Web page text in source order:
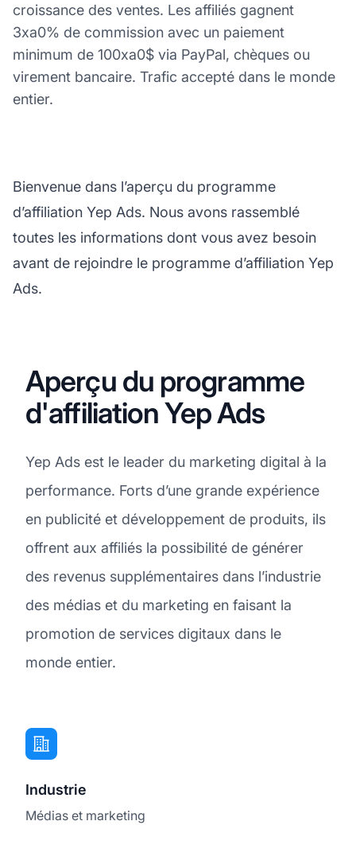
croissance des ventes. Les affiliés gagnent
3xa0% de commission avec un paiement
minimum de 100xa0$ via PayPal, chèques ou
virement bancaire. Trafic accepté dans le monde
entier.
Bienvenue dans l’aperçu du programme
d’affiliation Yep Ads. Nous avons rassemblé
toutes les informations dont vous avez besoin
avant de rejoindre le programme d’affiliation Yep
Ads.
Aperçu du programme
d'affiliation Yep Ads
Yep Ads est le leader du marketing digital à la
performance. Forts d’une grande expérience
en publicité et développement de produits, ils
offrent aux affiliés la possibilité de générer
des revenus supplémentaires dans l’industrie
des médias et du marketing en faisant la
promotion de services digitaux dans le
monde entier.
Industrie
Médias et marketing